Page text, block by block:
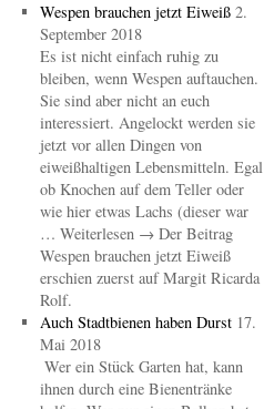
Wespen brauchen jetzt Eiweiß 2.
September 2018
Es ist nicht einfach ruhig zu
bleiben, wenn Wespen auftauchen.
Sie sind aber nicht an euch
interessiert. Angelockt werden sie
jetzt vor allen Dingen von
eiweißhaltigen Lebensmitteln. Egal
ob Knochen auf dem Teller oder
wie hier etwas Lachs (dieser war
… Weiterlesen → Der Beitrag
Wespen brauchen jetzt Eiweiß
erschien zuerst auf Margit Ricarda
Rolf.
Auch Stadtbienen haben Durst 17.
Mai 2018
Wer ein Stück Garten hat, kann
ihnen durch eine Bienentränke